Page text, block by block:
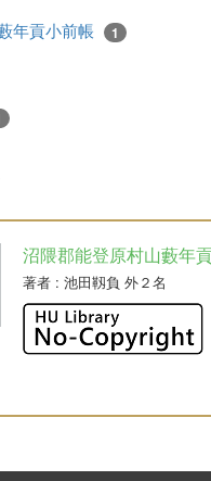
年貢小前帳 1
沼隈郡能登原村山藪年
著者 : 池田靱負 外２名